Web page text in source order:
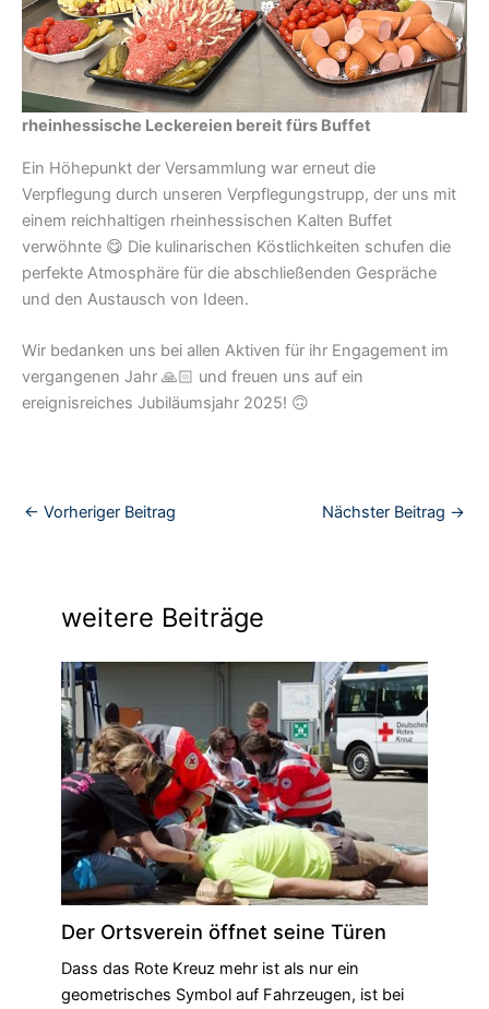
rheinhessische Leckereien bereit fürs Buffet
Ein Höhepunkt der Versammlung war erneut die
Verpflegung durch unseren Verpflegungstrupp, der uns mit
einem reichhaltigen rheinhessischen Kalten Buffet
verwöhnte 😋 Die kulinarischen Köstlichkeiten schufen die
perfekte Atmosphäre für die abschließenden Gespräche
und den Austausch von Ideen.
Wir bedanken uns bei allen Aktiven für ihr Engagement im
vergangenen Jahr 🙏🏻 und freuen uns auf ein
ereignisreiches Jubiläumsjahr 2025! 🙃
← Vorheriger Beitrag Nächster Beitrag →
weitere Beiträge
Der Ortsverein öffnet seine Türen
Dass das Rote Kreuz mehr ist als nur ein
geometrisches Symbol auf Fahrzeugen, ist bei